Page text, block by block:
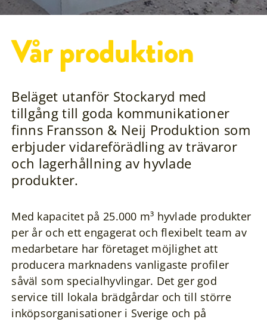
Vår produktion
Beläget utanför Stockaryd med
tillgång till goda kommunikationer
finns Fransson & Neij Produktion som
erbjuder vidareförädling av trävaror
och lagerhållning av hyvlade
produkter.
Med kapacitet på 25.000 m³ hyvlade produkter
per år och ett engagerat och flexibelt team av
medarbetare har företaget möjlighet att
producera marknadens vanligaste profiler
såväl som specialhyvlingar. Det ger god
service till lokala brädgårdar och till större
inköpsorganisationer i Sverige och på